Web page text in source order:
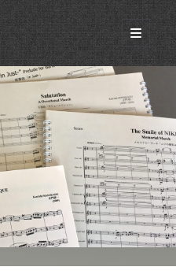
open
primary
menu
All rights reserved.